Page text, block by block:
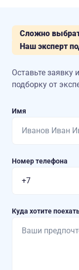
Сложно
Наш эксперт
Оставьте заявку
подборку от
Имя
Номер телефона
Куда хотите